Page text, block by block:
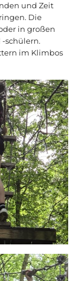
und Zeit
Die
in großen
schülern.
im Klimbos